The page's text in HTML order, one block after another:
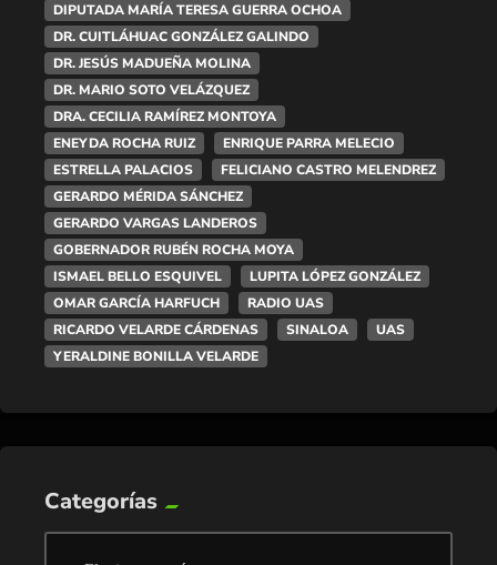
DIPUTADA MARÍA TERESA GUERRA OCHOA
DR. CUITLÁHUAC GONZÁLEZ GALINDO
DR. JESÚS MADUEÑA MOLINA
DR. MARIO SOTO VELÁZQUEZ
DRA. CECILIA RAMÍREZ MONTOYA
ENEYDA ROCHA RUIZ
ENRIQUE PARRA MELECIO
ESTRELLA PALACIOS
FELICIANO CASTRO MELENDREZ
GERARDO MÉRIDA SÁNCHEZ
GERARDO VARGAS LANDEROS
GOBERNADOR RUBÉN ROCHA MOYA
ISMAEL BELLO ESQUIVEL
LUPITA LÓPEZ GONZÁLEZ
OMAR GARCÍA HARFUCH
RADIO UAS
RICARDO VELARDE CÁRDENAS
SINALOA
UAS
YERALDINE BONILLA VELARDE
Categorías